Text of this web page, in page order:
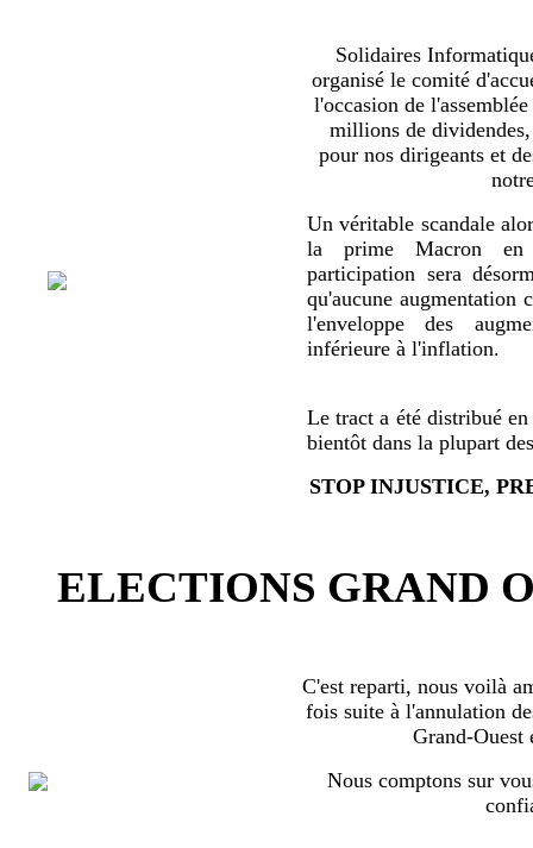
Solidaires
organisé le comité
l'occasion de
millions de
pour nos dirigeants et
Un véritable scandale
la prime Macron
participation sera
qu'aucune augmentation
l'enveloppe des
inférieure à l'inflation.
Le tract a été distribué en
bientôt dans la plupart
STOP INJUSTICE,
ELECTIONS GRAND
C'est reparti, nous voilà
fois suite à l'annulation
Grand-Ouest
Nous comptons sur